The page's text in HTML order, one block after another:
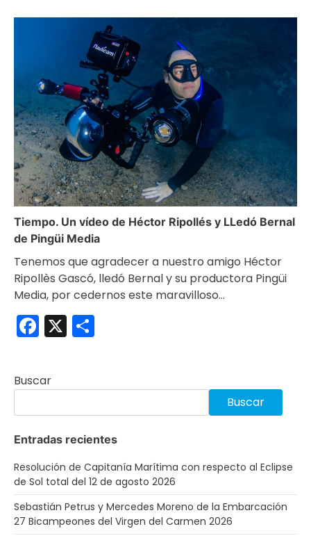
Tiempo. Un vídeo de Héctor Ripollés y LLedó Bernal
de Pingüi Media
Tenemos que agradecer a nuestro amigo Héctor
Ripollès Gascó, lledó Bernal y su productora Pingüi
Media, por cedernos este maravilloso…
Facebook
X
Buscar
Buscar
Entradas recientes
Resolución de Capitanía Marítima con respecto al Eclipse
de Sol total del 12 de agosto 2026
Sebastián Petrus y Mercedes Moreno de la Embarcación
27 Bicampeones del Virgen del Carmen 2026